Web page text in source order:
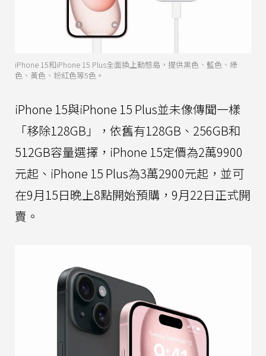
iPhone 15和iPhone 15 Plus全面換上動態島，提供黑色、藍色、綠
色、黃色、粉紅色等5色。
iPhone 15與iPhone 15 Plus並未像傳聞一樣
「移除128GB」，依舊有128GB、256GB和
512GB容量選擇，iPhone 15定價為2萬9900
元起、iPhone 15 Plus為3萬2900元起，並可
在9月15日晚上8點開始預購，9月22日正式開
賣。